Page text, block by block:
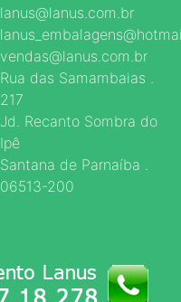
lanus@lanus.com.br
vendas@lanus.com.br
Rua das Samambaias .
217
Jd. Recanto Sombra do
Ipê
Santana de Parnaíba .
06513-200